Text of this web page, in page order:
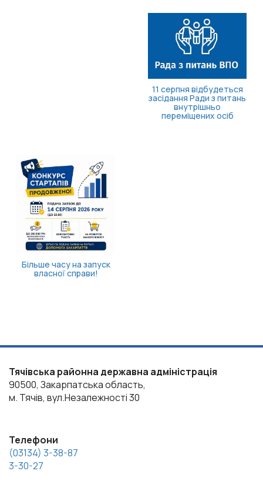
Тячівська районна державна адміністрація
90500, Закарпатська область,
м. Тячів, вул.Незалежності 30
Телефони
(03134) 3-38-87
3-30-27